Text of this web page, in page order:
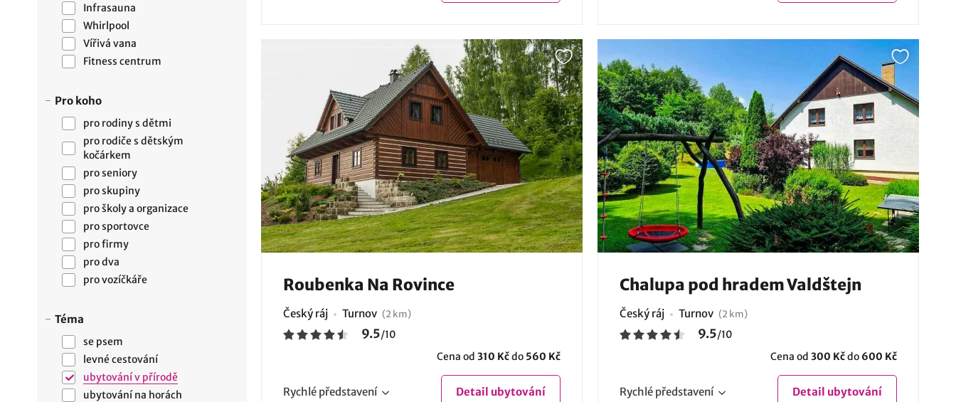
Infrasauna
Whirlpool
Vířivá vana
Fitness centrum
Pro koho
pro rodiny s dětmi
pro rodiče s dětským
kočárkem
pro seniory
pro skupiny
pro školy a organizace
pro sportovce
pro firmy
pro dva
pro vozíčkáře
Téma
se psem
levné cestování
ubytování v přírodě
ubytování na horách
Roubenka Na Rovince
Český ráj Turnov (2 km)
9.5/10
Cena od 310 Kčdo 560 Kč
Rychlé představení Detail ubytování
Chalupa pod hradem Valdštejn
Český ráj Turnov (2 km)
9.5/10
Cena od 300 Kčdo 600 Kč
Rychlé představení Detail ubytování